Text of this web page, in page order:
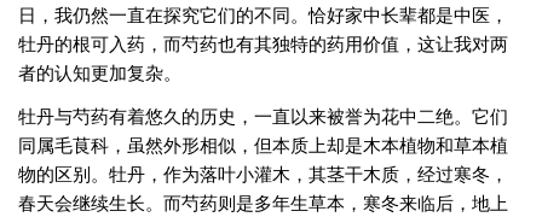
日，我仍然一直在探究它们的不同。恰好家中长辈都是中医，
牡丹的根可入药，而芍药也有其独特的药用价值，这让我对两
者的认知更加复杂。
牡丹与芍药有着悠久的历史，一直以来被誉为花中二绝。它们
同属毛茛科，虽然外形相似，但本质上却是木本植物和草本植
物的区别。牡丹，作为落叶小灌木，其茎干木质，经过寒冬，
春天会继续生长。而芍药则是多年生草本，寒冬来临后，地上